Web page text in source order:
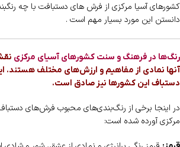
کشورهای آسیا مرکزی از فرش های دستبافت با چه
دانستن این مورد بسیار مهم است .
رنگ‌ها در فرهنگ و سنت کشورهای آسیای مرکزی
آنها نمادی از مفاهیم و ارزش‌های مختلف هستند.
دستباف این کشورها نیز صادق است.
در اینجا برخی از رنگ‌بندی‌های محبوب فرش‌های
مرکزی آورده شده است: